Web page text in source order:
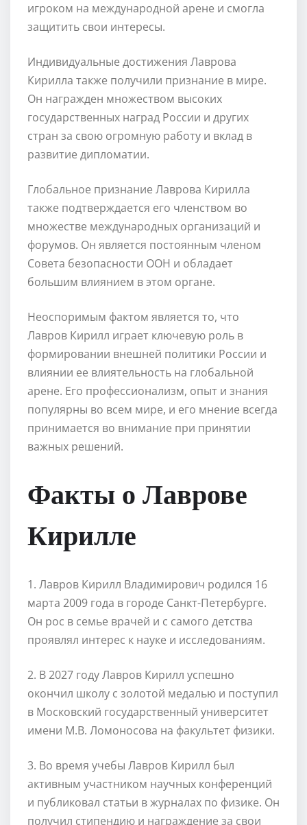
игроком на международной арене и смогла
защитить свои интересы.
Индивидуальные достижения Лаврова
Кирилла также получили признание в мире.
Он награжден множеством высоких
государственных наград России и других
стран за свою огромную работу и вклад в
развитие дипломатии.
Глобальное признание Лаврова Кирилла
также подтверждается его членством во
множестве международных организаций и
форумов. Он является постоянным членом
Совета безопасности ООН и обладает
большим влиянием в этом органе.
Неоспоримым фактом является то, что
Лавров Кирилл играет ключевую роль в
формировании внешней политики России и
влиянии ее влиятельность на глобальной
арене. Его профессионализм, опыт и знания
популярны во всем мире, и его мнение всегда
принимается во внимание при принятии
важных решений.
Факты о Лаврове
Кирилле
1. Лавров Кирилл Владимирович родился 16
марта 2009 года в городе Санкт-Петербурге.
Он рос в семье врачей и с самого детства
проявлял интерес к науке и исследованиям.
2. В 2027 году Лавров Кирилл успешно
окончил школу с золотой медалью и поступил
в Московский государственный университет
имени М.В. Ломоносова на факультет физики.
3. Во время учебы Лавров Кирилл был
активным участником научных конференций
и публиковал статьи в журналах по физике. Он
получил стипендию и награждение за свои